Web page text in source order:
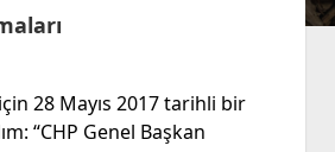
Koşulları
Çerez Politikası
Kurallar
28 Mayıs 2017 tarihli bir
“CHP Genel Başkan